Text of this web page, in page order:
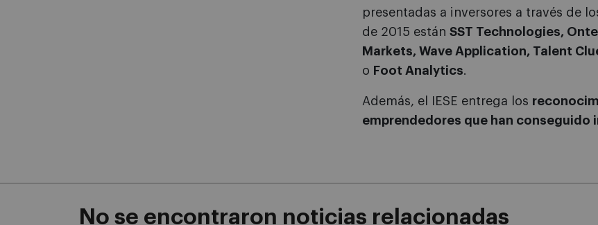
presentadas a inversores a través de
de 2015 están SST Technologies,
Markets, Wave Application, Talent
o Foot Analytics.
Además, el IESE entrega los
emprendedores que han conseguido
No se encontraron noticias relacionadas